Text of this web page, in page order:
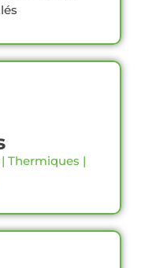
Thermiques |